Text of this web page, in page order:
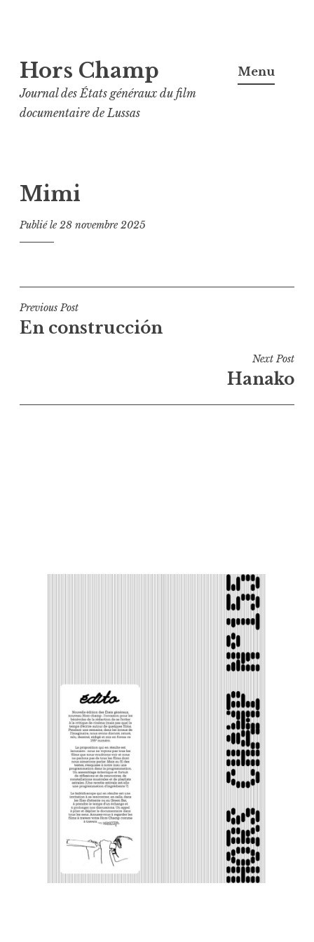
au
contenu
principal
Hors Champ
Journal des États généraux du film
documentaire de Lussas
Menu
Mimi
Publié le28 novembre 2025
Navigation
de
Previous Post
En construcción
Next Post
Hanako